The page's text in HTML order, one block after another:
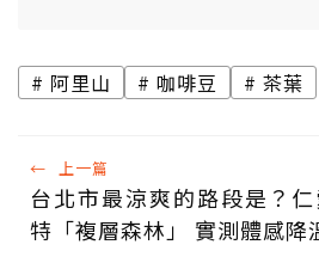
阿里山 咖啡豆 茶葉
← 上一篇
台北市最涼爽的路段是？
特「複層森林」 實測體感降